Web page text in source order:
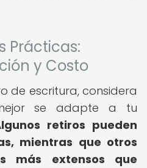
Prácticas:
y Costo
de escritura, considera
se adapte a tu
retiros pueden
mientras que otros
más extensos que